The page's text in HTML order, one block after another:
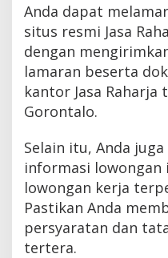
Anda dapat
situs resmi Jasa
dengan
lamaran beserta
kantor Jasa
Gorontalo.
Selain itu, Anda
informasi
lowongan kerja
Pastikan Anda
persyaratan dan
tertera.